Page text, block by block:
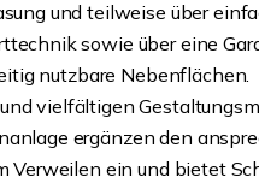
und teilweise über
sowie über eine
nutzbare Nebenflächen.
vielfältigen
ergänzen den
Verweilen ein und bietet